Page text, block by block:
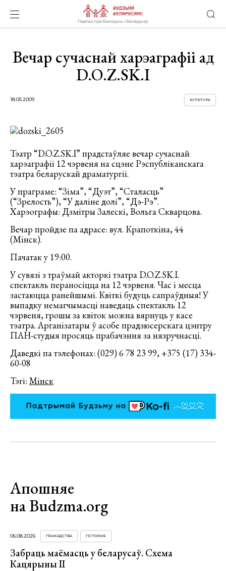
Вечар сучаснай харэаграфіі ад
D.O.Z.SK.I
18.05.2009 КУЛЬТУРА
Тэатр “D.O.Z.SK.I” прадстаўляе вечар сучаснай
харэаграфіі 12 чэрвеня на сцэне Рэспубліканскага
тэатра беларускай драматургіі.
У праграме: “Зіма”, “Дуэт”, “Сталасць”
(“Зрелость”), “У даліне долі”, “Дэ-Рэ”.
Харэографы: Дзмітры Залескі, Вольга Скварцова.
Вечар пройдзе па адрасе: вул. Крапоткіна, 44
(Мінск).
Пачатак у 19:00.
У сувязі з траўмай акторкі тэатра D.O.Z.SK.I.
спектакль пераносіцца на 12 чэрвеня. Час і месца
застаюцца ранейшымі. Квіткі будуць сапраўдныя! У
выпадку немагчымасці наведаць спектакль 12
чэрвеня, грошы за квіток можна вярнуць у касе
тэатра. Арганізатары ў асобе прадзюсерскага цэнтру
ПАН-студыя просяць прабачэння за нязручнасці.
Даведкі па тэлефонах: (029) 6 78 23 99, +375 (17) 334-
60-08
Тэгі: Мінск
Апошняе
на Budzma.org
06.08.2026 ГРАМАДСТВА ГІСТОРЫЯ
Забраць маёмасць у беларусаў. Схема
Кацярыны ІІ